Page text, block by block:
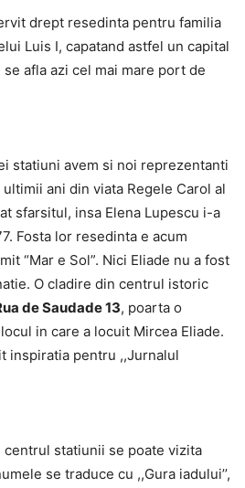
drept resedinta pentru familia
Luis I, capatand astfel un capital
afla azi cel mai mare port de
statiuni avem si noi reprezentanti
ani din viata Regele Carol al
sfarsitul, insa Elena Lupescu i-a
Fosta lor resedinta e acum
“Mar e Sol”. Nici Eliade nu a fost
O cladire din centrul istoric
de Saudade 13, poarta o
in care a locuit Mircea Eliade.
inspiratia pentru ,,Jurnalul
centrul statiunii se poate vizita
se traduce cu ,,Gura iadului’’,